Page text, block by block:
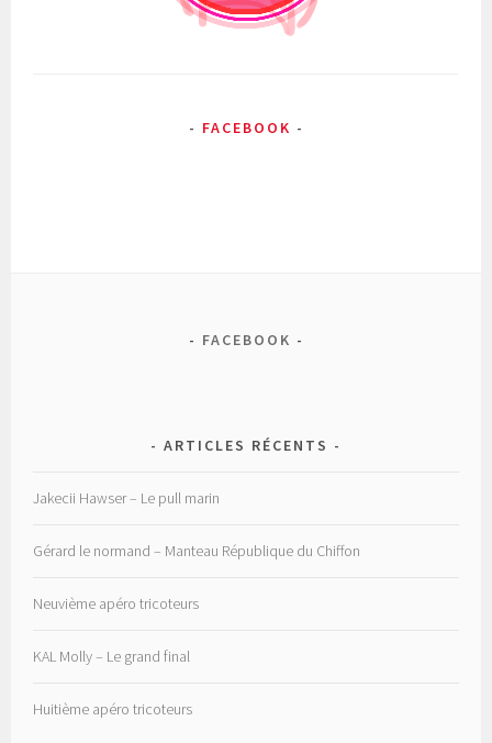
FACEBOOK
FACEBOOK
ARTICLES RÉCENTS
Jakecii Hawser – Le pull marin
Gérard le normand – Manteau République du Chiffon
Neuvième apéro tricoteurs
KAL Molly – Le grand final
Huitième apéro tricoteurs